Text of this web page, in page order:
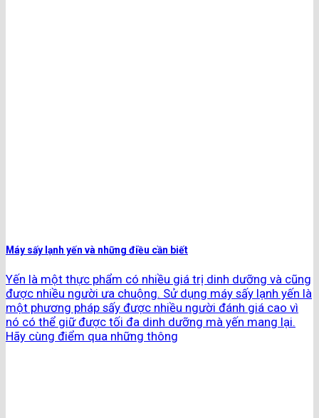
Máy sấy lạnh yến và những điều cần biết
Yến là một thực phẩm có nhiều giá trị dinh dưỡng và cũng
được nhiều người ưa chuộng. Sử dụng máy sấy lạnh yến là
một phương pháp sấy được nhiều người đánh giá cao vì
nó có thể giữ được tối đa dinh dưỡng mà yến mang lại.
Hãy cùng điểm qua những thông